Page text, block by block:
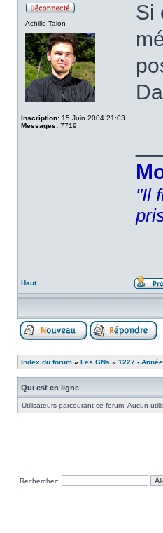
Achille Talon
Inscription: 15 Juin 2004 21:03
Messages: 7719
Si
"Il
Haut
Index du forum » Les GNs » 1227 -
Qui est en ligne
Utilisateurs parcourant ce forum: Aucun
Rechercher: